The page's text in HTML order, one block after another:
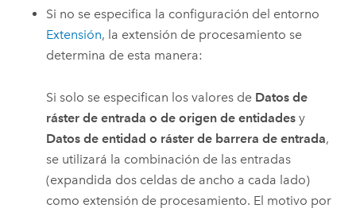
Si no se especifica la configuración del entorno
Extensión, la extensión de procesamiento se
determina de esta manera:
Si solo se especifican los valores de Datos de
ráster de entrada o de origen de entidades y
Datos de entidad o ráster de barrera de entrada,
se utilizará la combinación de las entradas
(expandida dos celdas de ancho a cada lado)
como extensión de procesamiento. El motivo por